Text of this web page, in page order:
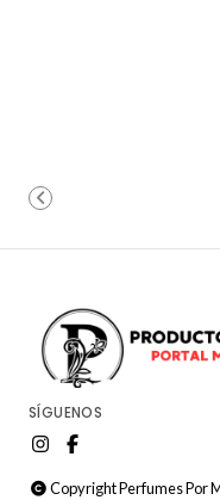
SÍGUENOS
Copyright Perfumes Por